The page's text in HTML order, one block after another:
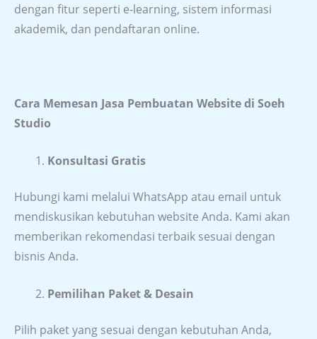
dengan fitur seperti e-learning, sistem informasi
akademik, dan pendaftaran online.
Cara Memesan Jasa Pembuatan Website di Soeh
Studio
Konsultasi Gratis
Hubungi kami melalui WhatsApp atau email untuk
mendiskusikan kebutuhan website Anda. Kami akan
memberikan rekomendasi terbaik sesuai dengan
bisnis Anda.
Pemilihan Paket & Desain
Pilih paket yang sesuai dengan kebutuhan Anda,